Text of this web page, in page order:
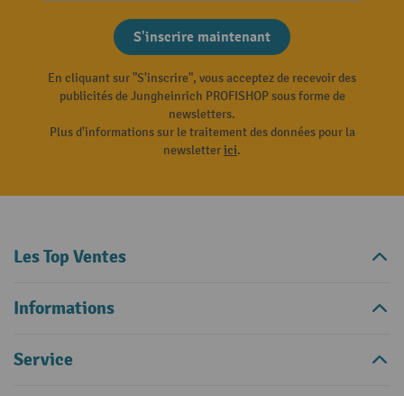
S'inscrire maintenant
En cliquant sur "S'inscrire", vous acceptez de recevoir des
publicités de Jungheinrich PROFISHOP sous forme de
newsletters.
Plus d'informations sur le traitement des données pour la
newsletterici.
Les Top Ventes
Informations
Service